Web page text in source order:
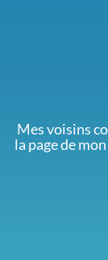
Mes voisins
la page de